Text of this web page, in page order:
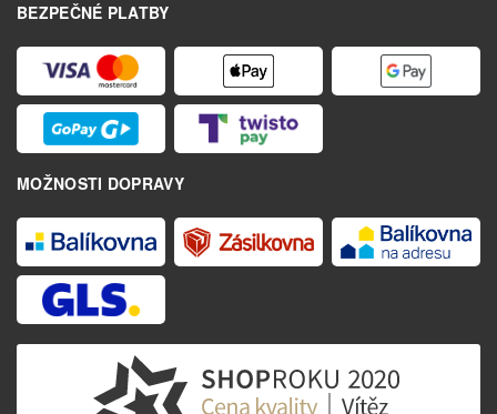
BEZPEČNÉ PLATBY
MOŽNOSTI DOPRAVY